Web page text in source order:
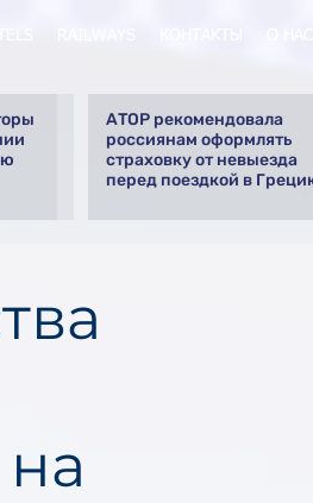
АТОР рекомендовала
россиянам оформлять
страховку от невыезда
перед поездкой в